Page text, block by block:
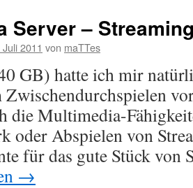
Server –
2011 von maTTes
GB) hatte ich mir
die Multimedia-
oder Abspielen von
für das gute Stück von
→